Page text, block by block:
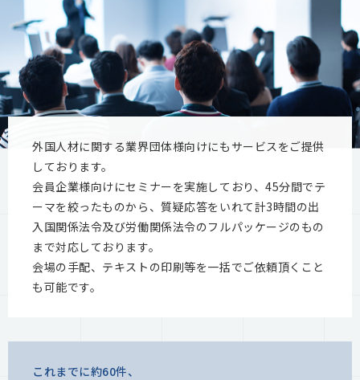
外国⼈材に関する業界団体様向けにもサービスをご提供
しております。
会員企業様向けにセミナーを実施しており、45分間でテ
ーマを絞ったものから、質疑応答をいれて計3時間の出
⼊国関係法令及び労働関係法令のフルパッケージのもの
まで対応しております。
会場の⼿配、テキストの印刷等を⼀括でご依頼頂くこと
も可能です。
これまでに約60件、